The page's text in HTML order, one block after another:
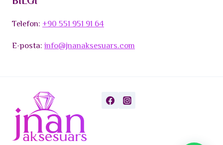
Telefon:+90 551 951 91 64
E-posta:info@jnanaksesuars.com